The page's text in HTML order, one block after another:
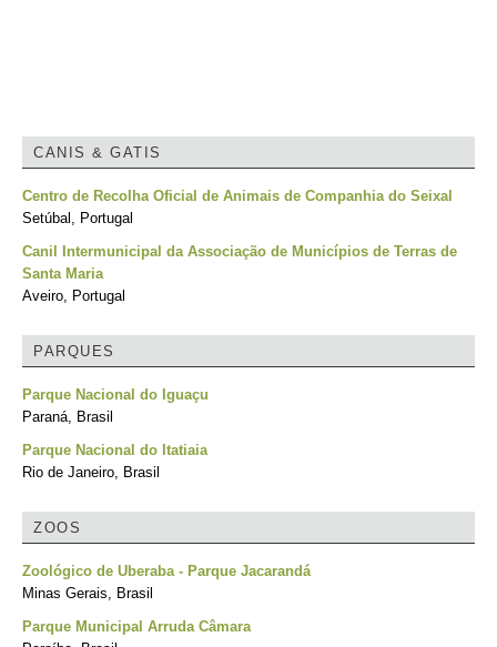
CANIS & GATIS
Centro de Recolha Oficial de Animais de Companhia do Seixal
Setúbal, Portugal
Canil Intermunicipal da Associação de Municípios de Terras de
Santa Maria
Aveiro, Portugal
PARQUES
Parque Nacional do Iguaçu
Paraná, Brasil
Parque Nacional do Itatiaia
Rio de Janeiro, Brasil
ZOOS
Zoológico de Uberaba - Parque Jacarandá
Minas Gerais, Brasil
Parque Municipal Arruda Câmara